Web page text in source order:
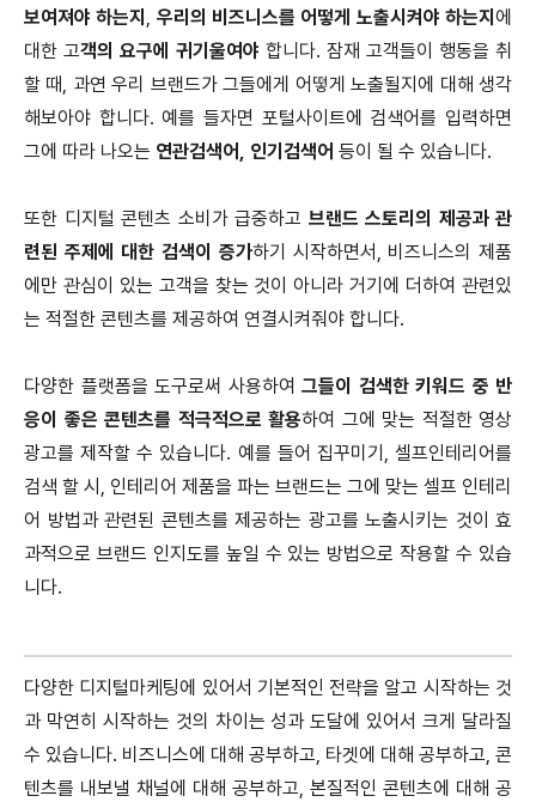
보여져야 하는지 , 우리의 비즈니스를 어떻게 노출시켜야 하는지에
대한 고객의 요구에 귀기울여야 합니다. 잠재 고객들이 행동을 취
할 때, 과연 우리 브랜드가 그들에게 어떻게 노출될지에 대해 생각
해보아야 합니다. 예를 들자면 포털사이트에 검색어를 입력하면
그에 따라 나오는 연관검색어, 인기검색어 등이 될 수 있습니다.
또한 디지털 콘텐츠 소비가 급중하고 브랜드 스토리의 제공과 관
련된 주제에 대한 검색이 증가하기 시작하면서, 비즈니스의 제품
에만 관심이 있는 고객을 찾는 것이 아니라 거기에 더하여 관련있
는 적절한 콘텐츠를 제공하여 연결시켜줘야 합니다.
다양한 플랫폼을 도구로써 사용하여 그들이 검색한 키워드 중 반
응이 좋은 콘텐츠를 적극적으로 활용하여 그에 맞는 적절한 영상
광고를 제작할 수 있습니다. 예를 들어 집꾸미기, 셀프인테리어를
검색 할 시, 인테리어 제품을 파는 브랜드는 그에 맞는 셀프 인테리
어 방법과 관련된 콘텐츠를 제공하는 광고를 노출시키는 것이 효
과적으로 브랜드 인지도를 높일 수 있는 방법으로 작용할 수 있습
니다.
다양한 디지털마케팅에 있어서 기본적인 전략을 알고 시작하는 것
과 막연히 시작하는 것의 차이는 성과 도달에 있어서 크게 달라질
수 있습니다. 비즈니스에 대해 공부하고, 타겟에 대해 공부하고, 콘
텐츠를 내보낼 채널에 대해 공부하고, 본질적인 콘텐츠에 대해 공